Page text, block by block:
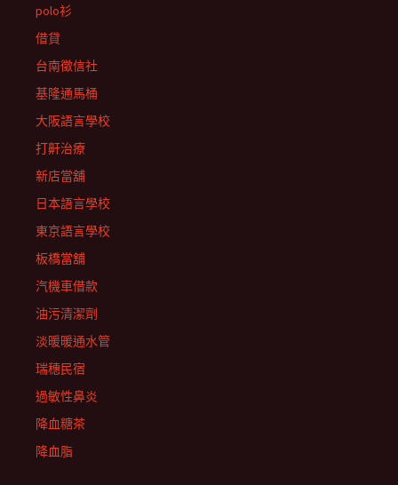
polo衫
借貸
台南徵信社
基隆通馬桶
大阪語言學校
打鼾治療
新店當舖
日本語言學校
東京語言學校
板橋當舖
汽機車借款
油污清潔劑
淡暖暖通水管
瑞穗民宿
過敏性鼻炎
降血糖茶
降血脂